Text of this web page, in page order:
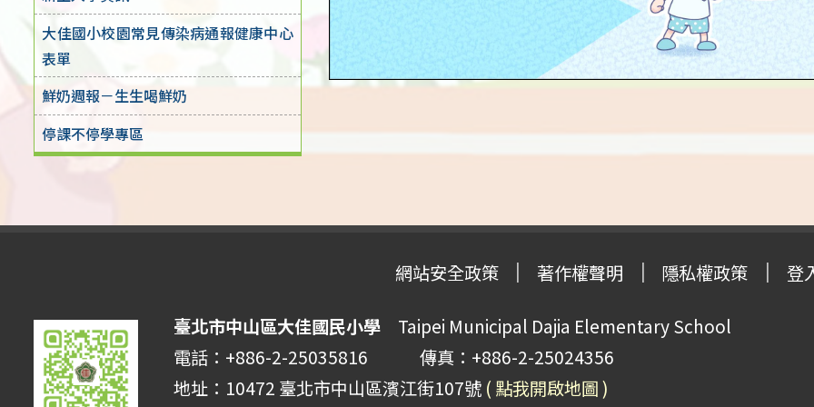
大佳國小校園常見傳染病通報健康中心
表單
鮮奶週報－生生喝鮮奶
停課不停學專區
網站安全政策 著作權聲明 隱私權政策 登
臺北市中山區大佳國民小學Taipei Municipal Dajia Elementary School
電話：+886-2-25035816 傳真：+886-2-25024356
地址：10472 臺北市中山區濱江街107號 ( 點我開啟地圖 )